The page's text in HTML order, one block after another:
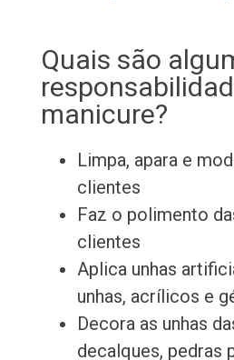
Quais são
manicure?
Limpa, apara e
clientes
Faz o polimento
clientes
Aplica unhas
unhas, acrílicos e
Decora as unhas
decalques, pedras